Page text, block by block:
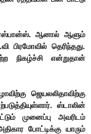
ரெஸ்பான்ஸ். ஆனால் ஆளும்
பிரமோவில் தெரிந்தது.
நிகழ்ச்சி என்றுதான்
ஜெயலலிதாவிற்கு
ஸ்டாலின்
முனைப்பு அவரிடம்
போட்டிக்கு யாரும்